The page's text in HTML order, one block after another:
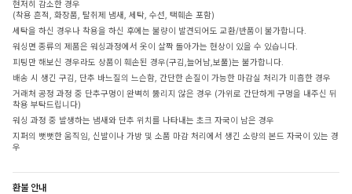
현저히 감소한 경우
(착용 흔적, 화장품, 탈취제 냄새, 세탁, 수선, 택훼손 포함)
세탁을 하신 경우나 착용을 하신 후에는 불량이 발견되어도 교환/반품이 불가합니다.
워싱면 종류의 제품은 워싱과정에서 옷이 살짝 돌아가는 현상이 있을 수 있습니다.
피팅만 해보신 경우라도 상품이 훼손된 경우(구김,늘어남,보풀)는 불가합니다.
배송 시 생긴 구김, 단추 바느질의 느슨함, 간단한 손질이 가능한 마감실 처리가 미흡한 경우
거래처 공정 과정 중 단추구멍이 완벽히 뚫리지 않은 경우 (가위로 간단하게 구멍을 내주신 뒤
착용 부탁드립니다)
워싱 과정 중 발생하는 냄새와 단추 위치를 나타내는 초크 자국이 남은 경우
지퍼의 뻣뻣한 움직임, 신발이나 가방 및 소품 마감 처리에서 생긴 소량의 본드 자국이 있는 경
우
환불 안내